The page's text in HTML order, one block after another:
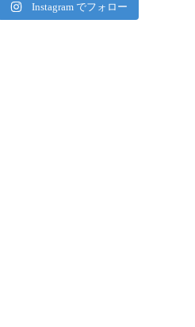
Instagram でフォロー